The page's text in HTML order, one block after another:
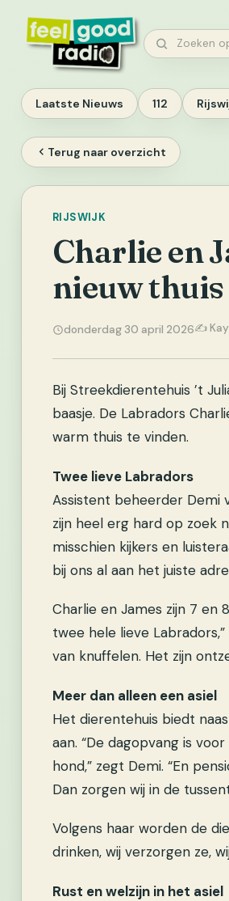
inhoud
Zoeken
Laatste Nieuws 112
Terug naar overzicht
RIJSWIJK
Charlie en
nieuw thuis
donderdag 30 april 2026✍️ Kay
Bij Streekdierentehuis ’t
baasje. De Labradors
warm thuis te vinden.
Twee lieve Labradors
Assistent beheerder Demi
zijn heel erg hard op zoek
misschien kijkers en
bij ons al aan het juiste
Charlie en James zijn 7 en
twee hele lieve
van knuffelen. Het zijn
Meer dan alleen een asiel
Het dierentehuis biedt
aan. “De dagopvang is
hond,” zegt Demi. “En
Dan zorgen wij in de
Volgens haar worden de
drinken, wij verzorgen ze,
Rust en welzijn in het asiel